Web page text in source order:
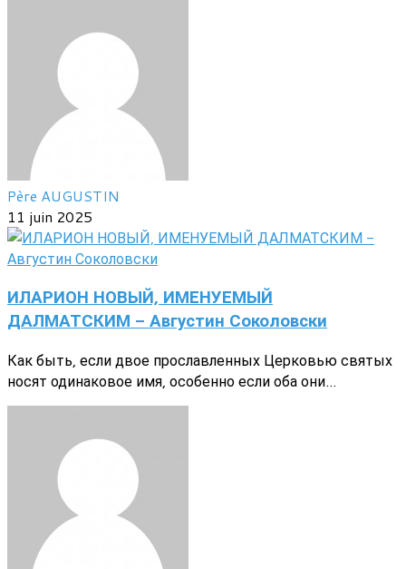
Père AUGUSTIN
11 juin 2025
ИЛАРИОН НОВЫЙ, ИМЕНУЕМЫЙ
ДАЛМАТСКИМ - Августин Соколовски
Как быть, если двое прославленных Церковью святых
носят одинаковое имя, особенно если оба они...